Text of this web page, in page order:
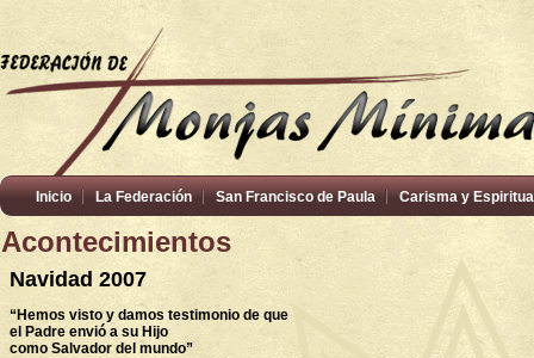
Inicio La Federación San Francisco de Paula Carisma y
Acontecimientos
Navidad 2007
“Hemos visto y damos testimonio de que
el Padre envió a su Hijo
como Salvadordel mundo”